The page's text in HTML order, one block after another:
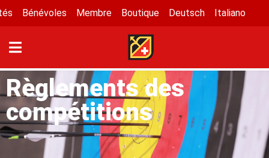
Bénévoles Membre Boutique Deutsch Italiano
Règlements des
compétitions